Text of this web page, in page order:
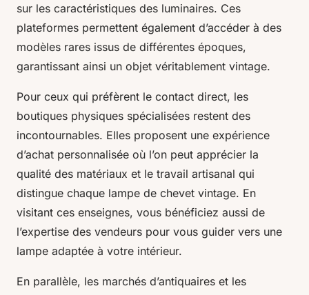
sur les caractéristiques des luminaires. Ces
plateformes permettent également d’accéder à des
modèles rares issus de différentes époques,
garantissant ainsi un objet véritablement vintage.
Pour ceux qui préfèrent le contact direct, les
boutiques physiques spécialisées restent des
incontournables. Elles proposent une expérience
d’achat personnalisée où l’on peut apprécier la
qualité des matériaux et le travail artisanal qui
distingue chaque lampe de chevet vintage. En
visitant ces enseignes, vous bénéficiez aussi de
l’expertise des vendeurs pour vous guider vers une
lampe adaptée à votre intérieur.
En parallèle, les marchés d’antiquaires et les